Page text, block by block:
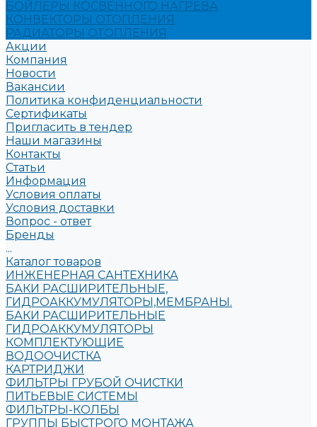
БОЙЛЕРЫ КОСВЕННОГО НАГРЕВА
КОНВЕКТОРЫ ОТОПЛЕНИЯ
РАДИАТОРЫ ОТОПЛЕНИЯ
Акции
Компания
Новости
Вакансии
Политика конфиденциальности
Сертификаты
Пригласить в тендер
Наши магазины
Контакты
Статьи
Информация
Условия оплаты
Условия доставки
Вопрос - ответ
Бренды
...
Каталог товаров
ИНЖЕНЕРНАЯ САНТЕХНИКА
БАКИ РАСШИРИТЕЛЬНЫЕ,
ГИДРОАККУМУЛЯТОРЫ,МЕМБРАНЫ.
БАКИ РАСШИРИТЕЛЬНЫЕ
ГИДРОАККУМУЛЯТОРЫ
КОМПЛЕКТУЮЩИЕ
ВОДООЧИСТКА
КАРТРИДЖИ
ФИЛЬТРЫ ГРУБОЙ ОЧИСТКИ
ПИТЬЕВЫЕ СИСТЕМЫ
ФИЛЬТРЫ-КОЛБЫ
ГРУППЫ БЫСТРОГО МОНТАЖА